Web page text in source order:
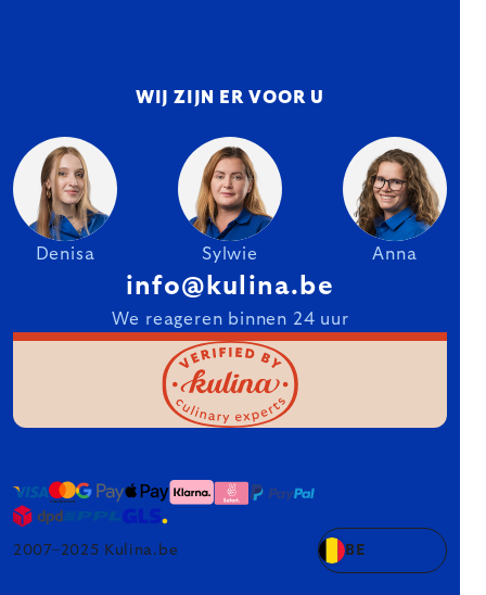
WIJ ZIJN ER VOOR U
Denisa Sylwie Anna
info@kulina.be
We reageren binnen 24 uur
2007–2025 Kulina.be BE